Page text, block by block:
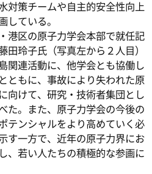
対策チームや自主的安全性向上
している。
港区の原子力学会本部で就任記
田玲子氏（写真左から２人目）
関連活動に、他学会とも協働し
ともに、事故により失われた原
向けて、研究・技術者集団とし
た。また、原子力学会の今後の
テンシャルをより高めていく必
す一方で、近年の原子力界にお
、若い人たちの積極的な参画に